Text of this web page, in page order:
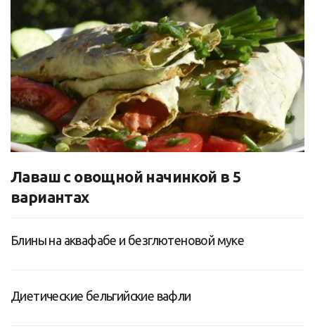
Лаваш с овощной начинкой в 5
вариантах
Блины на аквафабе и безглютеновой муке
Диетические бельгийские вафли